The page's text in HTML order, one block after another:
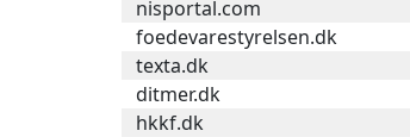
nisportal.com
foedevarestyrelsen.dk
texta.dk
ditmer.dk
hkkf.dk